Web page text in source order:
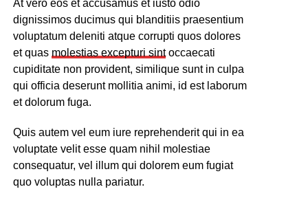
At vero eos et accusamus et iusto odio
dignissimos ducimus qui blanditiis praesentium
voluptatum deleniti atque corrupti quos dolores
et quas molestias excepturi sintoccaecati
cupiditate non provident, similique sunt in culpa
qui officia deserunt mollitia animi, id est laborum
et dolorum fuga.
Quis autem vel eum iure reprehenderit qui in ea
voluptate velit esse quam nihil molestiae
consequatur, vel illum qui dolorem eum fugiat
quo voluptas nulla pariatur.